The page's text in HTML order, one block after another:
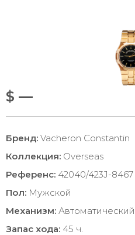
$ —
Бренд: Vacheron Constantin
Коллекция: Overseas
Референс: 42040/423J-8467
Пол: Мужской
Механизм: Автоматический
Запас хода: 45 ч.